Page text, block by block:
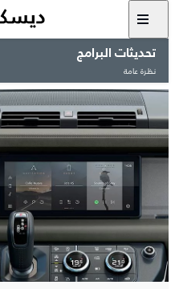
تحديثات البرامج
نظرة عامة